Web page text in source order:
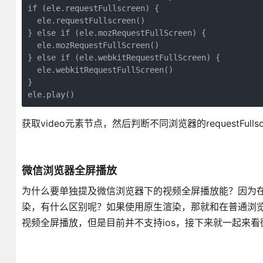
if (ele.requestFullscreen) {
  ele.requestFullscreen()
} else if (ele.mozRequestFullScreen) {
  ele.mozRequestFullScreen()
} else if (ele.webkitRequestFullScreen) {
  ele.webkitRequestFullScreen()
}
ele.play()
获取video元素节点，然后判断不同浏览器的
微信浏览器全屏播放
为什么要单独提及微信浏览器下的视频全屏播放能？因
染，有什么区别呢？如果使用原生渲染，那就和在普通
视频全屏播放，但是目前并不支持ios，接下来就一起来